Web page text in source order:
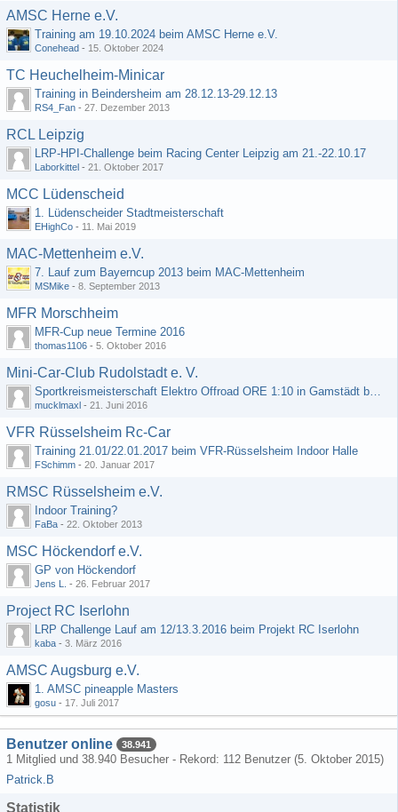
AMSC Herne e.V.
Training am 19.10.2024 beim AMSC Herne e.V.
Conehead - 15. Oktober 2024
TC Heuchelheim-Minicar
Training in Beindersheim am 28.12.13-29.12.13
RS4_Fan - 27. Dezember 2013
RCL Leipzig
LRP-HPI-Challenge beim Racing Center Leipzig am 21.-22.10.17
Laborkittel - 21. Oktober 2017
MCC Lüdenscheid
1. Lüdenscheider Stadtmeisterschaft
EHighCo - 11. Mai 2019
MAC-Mettenheim e.V.
7. Lauf zum Bayerncup 2013 beim MAC-Mettenheim
MSMike - 8. September 2013
MFR Morschheim
MFR-Cup neue Termine 2016
thomas1106 - 5. Oktober 2016
Mini-Car-Club Rudolstadt e. V.
Sportkreismeisterschaft Elektro Offroad ORE 1:10 in Gamstädt bei Erfurt, Outdoor mit Indoor Ausweichmöglichkeit!!!
mucklmaxl - 21. Juni 2016
VFR Rüsselsheim Rc-Car
Training 21.01/22.01.2017 beim VFR-Rüsselsheim Indoor Halle
FSchimm - 20. Januar 2017
RMSC Rüsselsheim e.V.
Indoor Training?
FaBa - 22. Oktober 2013
MSC Höckendorf e.V.
GP von Höckendorf
Jens L. - 26. Februar 2017
Project RC Iserlohn
LRP Challenge Lauf am 12/13.3.2016 beim Projekt RC Iserlohn
kaba - 3. März 2016
AMSC Augsburg e.V.
1. AMSC pineapple Masters
gosu - 17. Juli 2017
Benutzer online 38.941
1 Mitglied und 38.940 Besucher - Rekord: 112 Benutzer (5. Oktober 2015)
Patrick.B
Statistik